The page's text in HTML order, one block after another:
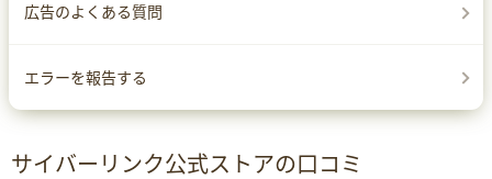
広告のよくある質問
エラーを報告する
サイバーリンク公式ストアの口コミ